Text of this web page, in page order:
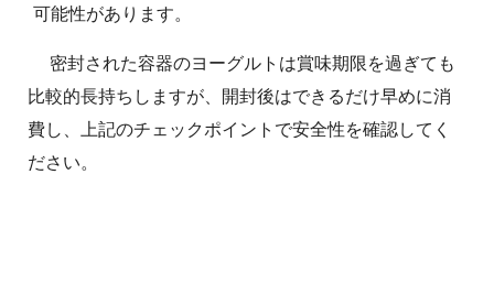
可能性があります。
密封された容器のヨーグルトは賞味期限を過ぎても
比較的長持ちしますが、開封後はできるだけ早めに消
費し、上記のチェックポイントで安全性を確認してく
ださい。